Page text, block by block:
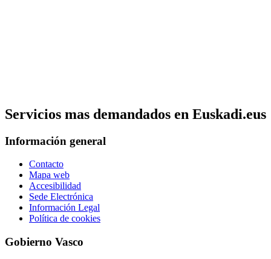
Servicios mas demandados en Euskadi.eus
Información general
Contacto
Mapa web
Accesibilidad
Sede Electrónica
Información Legal
Política de cookies
Gobierno Vasco